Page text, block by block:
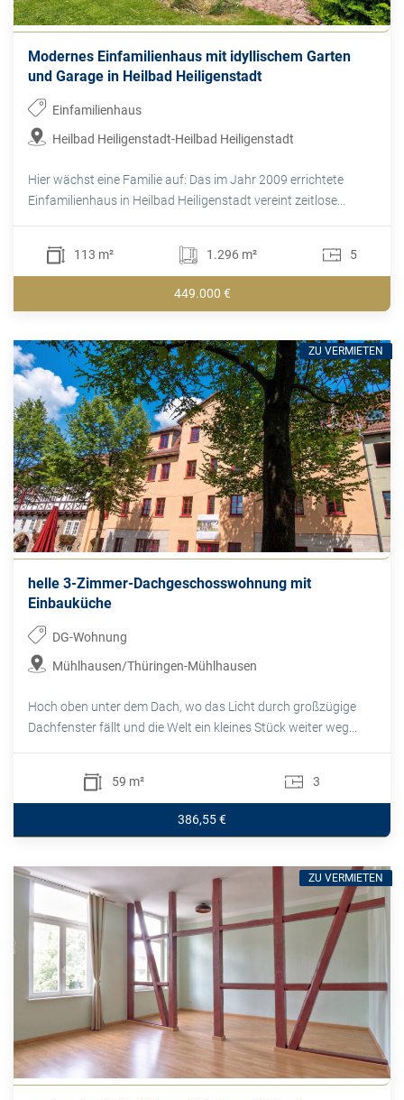
Modernes Einfamilienhaus mit idyllischem Garten
und Garage in Heilbad Heiligenstadt
Einfamilienhaus
Heilbad Heiligenstadt-Heilbad Heiligenstadt
Hier wächst eine Familie auf: Das im Jahr 2009 errichtete
Einfamilienhaus in Heilbad Heiligenstadt vereint zeitlose...
113 m² 1.296 m² 5
449.000 €
helle 3-Zimmer-Dachgeschosswohnung mit
Einbauküche
DG-Wohnung
Mühlhausen/Thüringen-Mühlhausen
Hoch oben unter dem Dach, wo das Licht durch großzügige
Dachfenster fällt und die Welt ein kleines Stück weiter weg...
59 m² 3
386,55 €
ZU VERMIETEN
ZU VERMIETEN